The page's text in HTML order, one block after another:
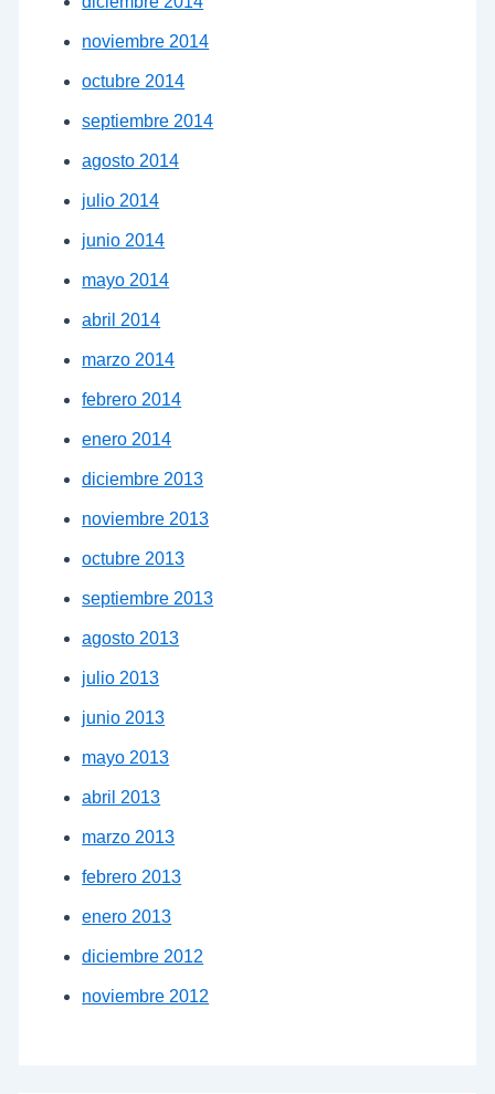
noviembre 2014
octubre 2014
septiembre 2014
agosto 2014
julio 2014
junio 2014
mayo 2014
abril 2014
marzo 2014
febrero 2014
enero 2014
diciembre 2013
noviembre 2013
octubre 2013
septiembre 2013
agosto 2013
julio 2013
junio 2013
mayo 2013
abril 2013
marzo 2013
febrero 2013
enero 2013
diciembre 2012
noviembre 2012